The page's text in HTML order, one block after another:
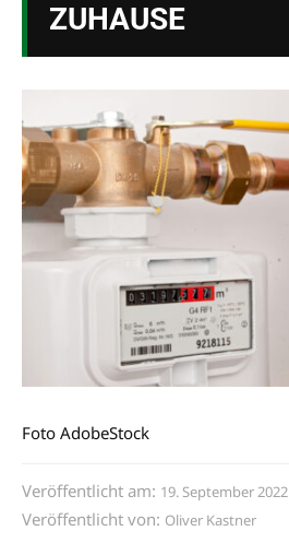
ZUHAUSE
Foto AdobeStock
Veröffentlicht am: 19. September 2022
Veröffentlicht von: Oliver Kastner